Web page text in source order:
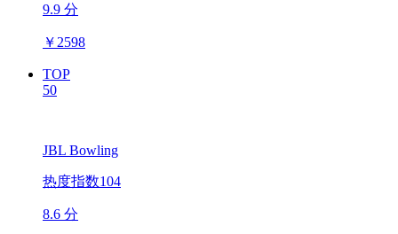
9.9 分
￥ 2598
TOP
50
JBL Bowling
热度指数104
8.6 分